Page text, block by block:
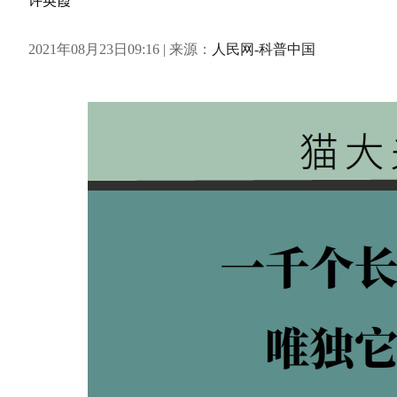
2021年08月23日09:16 | 来源： 人民网-科普中国